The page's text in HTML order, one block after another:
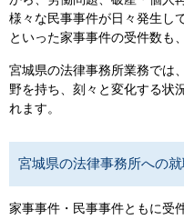
様々な民事事件が日々発生し
といった家事事件の受件数も
宮城県の法律事務所業務では
野を持ち、刻々と変化する状
れます。
宮城県の法律事務所への
家事事件・民事事件ともに受